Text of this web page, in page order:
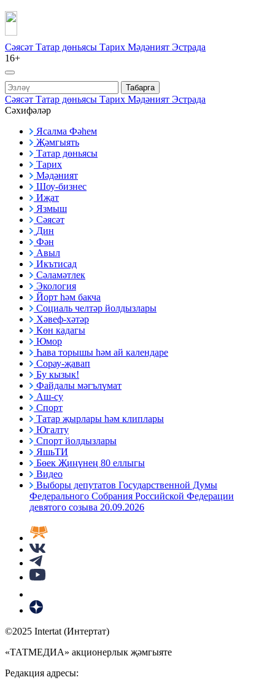
Сәясәт Татар дөньясы Тарих Мәдәният Эстрада
16+
Табарга
Сәясәт Татар дөньясы Тарих Мәдәният Эстрада
Сәхифәләр
Ясалма Фәһем
Җәмгыять
Татар дөньясы
Тарих
Мәдәният
Шоу-бизнес
Иҗат
Язмыш
Сәясәт
Дин
Фән
Авыл
Икътисад
Сәламәтлек
Экология
Йорт һәм бакча
Социаль челтәр йолдызлары
Хәвеф-хәтәр
Көн кадагы
Юмор
Һава торышы һәм ай календаре
Сорау-җавап
Бу кызык!
Файдалы мәгълүмат
Аш-су
Спорт
Татар җырлары һәм клиплары
Югалту
Спорт йолдызлары
ЯшьТИ
Бөек Җиңүнең 80 еллыгы
Видео
Выборы депутатов Государственной Думы
Федерального Собрания Российской Федерации
девятого созыва 20.09.2026
©2025 Intertat (Интертат)
«ТАТМЕДИА» акционерлык җәмгыяте
Редакция адресы: